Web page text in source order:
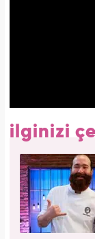
ilginizi